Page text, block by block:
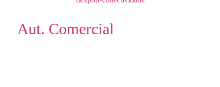
Aut. Comercial